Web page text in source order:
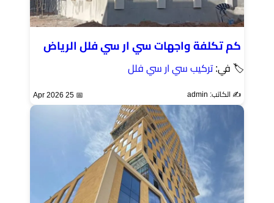
كم تكلفة واجهات سي ار سي فلل الرياض
🏷 في:تركيب سي ار سي فلل
✍️ الكاتب: admin 📅 25 Apr 2026